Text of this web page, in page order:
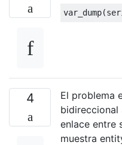
var_dump(
4
El problema
bidireccional
enlace entre
muestra